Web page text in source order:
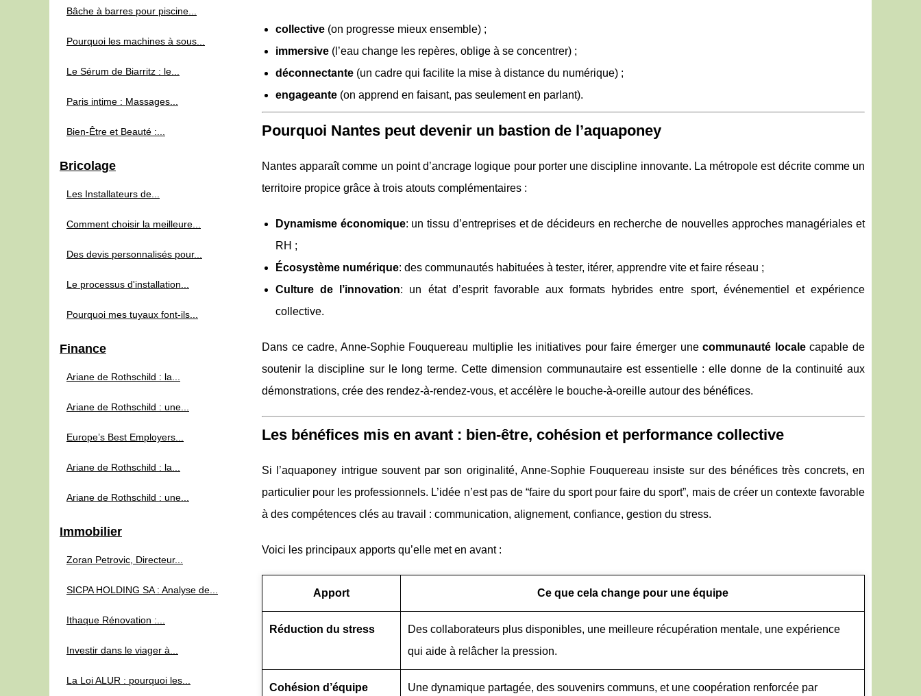
collective (on progresse mieux ensemble) ;
immersive (l’eau change les repères, oblige à se concentrer) ;
déconnectante (un cadre qui facilite la mise à distance du numérique) ;
engageante (on apprend en faisant, pas seulement en parlant).
Pourquoi Nantes peut devenir un bastion de l’aquaponey
Nantes apparaît comme un point d’ancrage logique pour porter une discipline innovante. La métropole est décrite comme un
territoire propice grâce à trois atouts complémentaires :
Dynamisme économique: un tissu d’entreprises et de décideurs en recherche de nouvelles approches managériales et
RH ;
Écosystème numérique: des communautés habituées à tester, itérer, apprendre vite et faire réseau ;
Culture de l’innovation: un état d’esprit favorable aux formats hybrides entre sport, événementiel et expérience
collective.
Dans ce cadre, Anne‑Sophie Fouquereau multiplie les initiatives pour faire émerger unecommunauté localecapable de
soutenir la discipline sur le long terme. Cette dimension communautaire est essentielle : elle donne de la continuité aux
démonstrations, crée des rendez‑à‑rendez‑vous, et accélère le bouche‑à‑oreille autour des bénéfices.
Les bénéfices mis en avant : bien‑être, cohésion et performance collective
Si l’aquaponey intrigue souvent par son originalité, Anne‑Sophie Fouquereau insiste sur des bénéfices très concrets, en
particulier pour les professionnels. L’idée n’est pas de “faire du sport pour faire du sport”, mais de créer un contexte favorable
à des compétences clés au travail : communication, alignement, confiance, gestion du stress.
Voici les principaux apports qu’elle met en avant :
Apport Ce que cela change pour une équipe
Réduction du stress
Des collaborateurs plus disponibles, une meilleure récupération mentale, une expérience
qui aide à relâcher la pression.
Cohésion d’équipe
Une dynamique partagée, des souvenirs communs, et une coopération renforcée par
Bâche à barres pour piscine...
Pourquoi les machines à sous...
Le Sérum de Biarritz : le...
Paris intime : Massages...
Bien-Être et Beauté :...
Bricolage
Les Installateurs de...
Comment choisir la meilleure...
Des devis personnalisés pour...
Le processus d'installation...
Pourquoi mes tuyaux font-ils...
Finance
Ariane de Rothschild : la...
Ariane de Rothschild : une...
Europe’s Best Employers...
Ariane de Rothschild : la...
Ariane de Rothschild : une...
Immobilier
Zoran Petrovic, Directeur...
SICPA HOLDING SA : Analyse de...
Ithaque Rénovation :...
Investir dans le viager à...
La Loi ALUR : pourquoi les...